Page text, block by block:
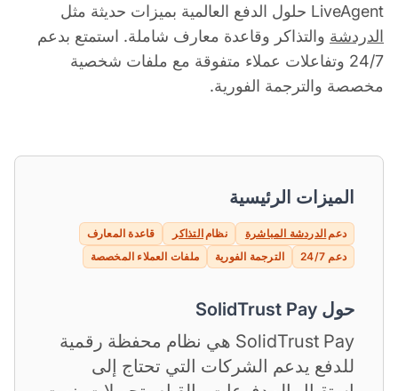
LiveAgent حلول الدفع العالمية بميزات حديثة مثل
الدردشة والتذاكر وقاعدة معارف شاملة. استمتع بدعم
24/7 وتفاعلات عملاء متفوقة مع ملفات شخصية
مخصصة والترجمة الفورية.
الميزات الرئيسية
دعم الدردشة المباشرة نظام التذاكر
قاعدة المعارف
دعم 24/7
الترجمة الفورية ملفات العملاء المخصصة
حول SolidTrust Pay
SolidTrust Pay هي نظام محفظة رقمية
للدفع يدعم الشركات التي تحتاج إلى